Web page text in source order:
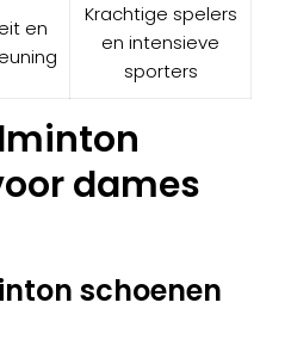
en
Krachtige spelers
en intensieve
sporters
dames
schoenen